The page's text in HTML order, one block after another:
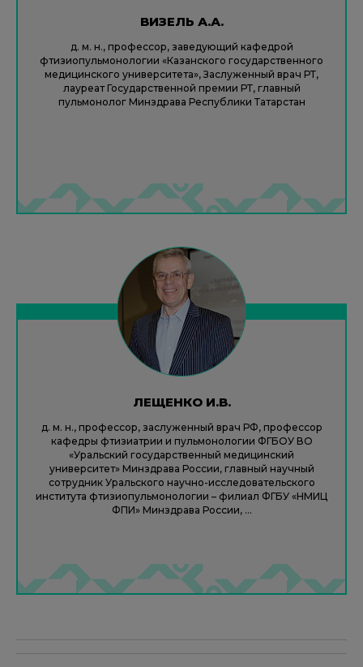
ВИЗЕЛЬ А.А.
д. м. н., профессор, заведующий кафедрой
фтизиопульмонологии «Казанского государственного
медицинского университета», Заслуженный врач РТ,
лауреат Государственной премии РТ, главный
пульмонолог Минздрава Республики Татарстан
ЛЕЩЕНКО И.В.
д. м. н., профессор, заслуженный врач РФ, профессор
кафедры фтизиатрии и пульмонологии ФГБОУ ВО
«Уральский государственный медицинский
университет» Минздрава России, главный научный
сотрудник Уральского научно-исследовательского
института фтизиопульмонологии – филиал ФГБУ «НМИЦ
ФПИ» Минздрава России, ...